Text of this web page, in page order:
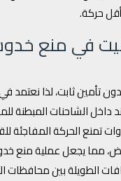
حركة.
في منع
تأمين ثابت، لذا نعتمد في
داخل الشاحنات
تمنع الحركة المفاجئة
مما يجعل عملية منع
الطويلة بين محافظات